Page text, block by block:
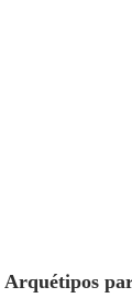
Arquétipos